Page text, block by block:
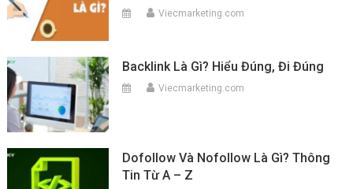
Viecmarketing.com
Backlink Là Gì? Hiểu Đúng, Đi Đúng
Viecmarketing.com
Dofollow Và Nofollow Là Gì? Thông
Tin Từ A – Z